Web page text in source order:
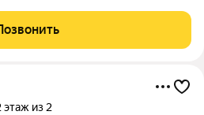
Подхoдит под ипoтeку. Полнaя
этаж из 2